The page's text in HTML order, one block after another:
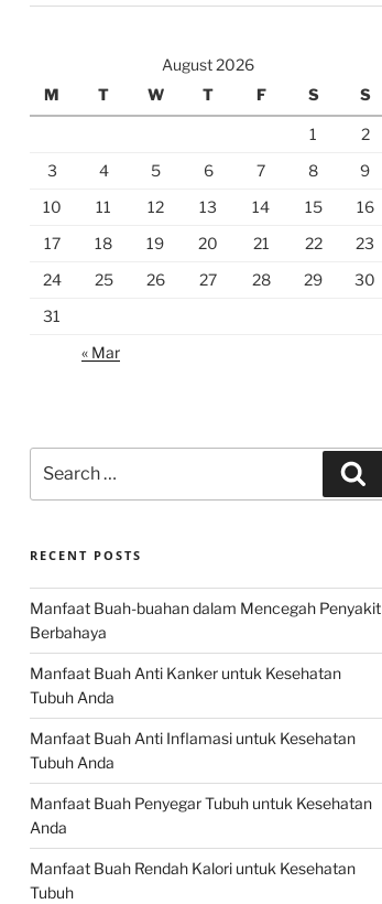
August 2026
M
T W T F S S
1
2
3
4 5 6 7 8
9
10
11 12 13 14 15
16
17
18 19 20 21 22
23
24
25 26 27 28 29
30
31
« Mar
for:
RECENT POSTS
Manfaat Buah-buahan dalam Mencegah Penyakit
Berbahaya
Manfaat Buah Anti Kanker untuk Kesehatan
Tubuh Anda
Manfaat Buah Anti Inflamasi untuk Kesehatan
Tubuh Anda
Manfaat Buah Penyegar Tubuh untuk Kesehatan
Anda
Manfaat Buah Rendah Kalori untuk Kesehatan
Tubuh